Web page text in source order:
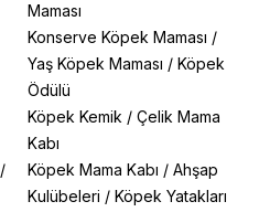
/
Maması
Konserve Köpek Maması /
Yaş Köpek Maması /Köpek
Ödülü
Köpek Kemik /Çelik Mama
Kabı
Köpek Mama Kabı /Ahşap
Kulübeleri /Köpek Yatakları